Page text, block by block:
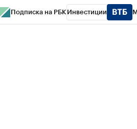
Подписка на РБК Инвестиции